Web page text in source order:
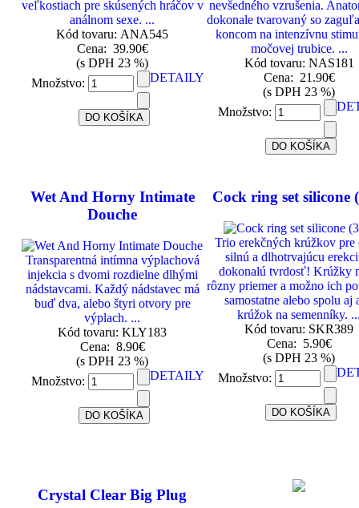
veľkostiach pre skúsených hráčov v
análnom sexe. ...
Kód tovaru: ANA545
Cena: 39.90€
(s DPH 23 %)
Množstvo:
DETAILY
nevšedného vzrušenia.
dokonale tvarovaný so
koncom na intenzívnu
močovej trubice. ...
Kód tovaru: NAS181
Cena: 21.90€
(s DPH 23 %)
Množstvo:
Wet And Horny Intimate
Douche
Transparentná intímna výplachová
injekcia s dvomi rozdielne dlhými
nádstavcami. Každý nádstavec má
buď dva, alebo štyri otvory pre
výplach. ...
Kód tovaru: KLY183
Cena: 8.90€
(s DPH 23 %)
Množstvo:
DETAILY
Cock ring set silicone
Trio erekčných krúžkov pre
silnú a dlhotrvajúcu
dokonalú tvrdosť! Krúžky
rôzny priemer a možno ich
samostatne alebo spolu aj
krúžok na semenníky.
Kód tovaru: SKR389
Cena: 5.90€
(s DPH 23 %)
Množstvo:
Crystal Clear Big Plug